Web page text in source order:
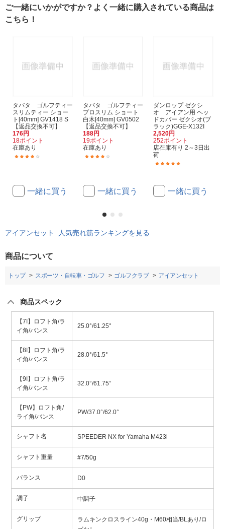
ご一緒にいかがですか？よく一緒に購入されている商品は
こちら！
タバタ ゴルフティー
スリムティー ショー
ト[40mm] GV1418 S
【返品交換不可】
176円
18ポイント
在庫あり
一緒に買う
タバタ ゴルフティー
プロスリム ショート
白木[40mm] GV0502
【返品交換不可】
188円
19ポイント
在庫あり
一緒に買う
ダンロップ ゼクシ
オ アイアン用 ヘッ
ドカバー ゼクシオ(ブ
ラック)GGE-X132I
2,520円
252ポイント
店在庫有り 2～3日出
荷
一緒に買う
アイアンセット 人気売れ筋ランキングを見る
商品について
トップ スポーツ・自転車・ゴルフ ゴルフクラブ アイアンセット
商品スペック
【7I】ロフト角/ラ
イ角/バンス
25.0°/61.25°
【8I】ロフト角/ラ
イ角/バンス
28.0°/61.5°
【9I】ロフト角/ラ
イ角/バンス
32.0°/61.75°
【PW】ロフト角/
ライ角/バンス
PW/37.0°/62.0°
シャフト名 SPEEDER NX for Yamaha M423i
シャフト重量 #7/50g
バランス D0
調子 中調子
グリップ ラムキンクロスライン40g・M60相当/BLあり/ロ